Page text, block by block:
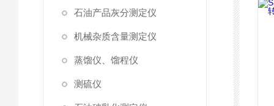
石油产品灰分测定仪
机械杂质含量测定仪
蒸馏仪、馏程仪
测硫仪